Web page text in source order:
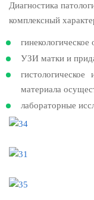
Диагностика
комплексный
гинекологическое
УЗИ матки и
гистологическое
материала
лабораторные